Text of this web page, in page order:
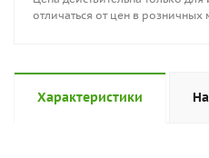
отличаться от цен в розничных
Характеристики